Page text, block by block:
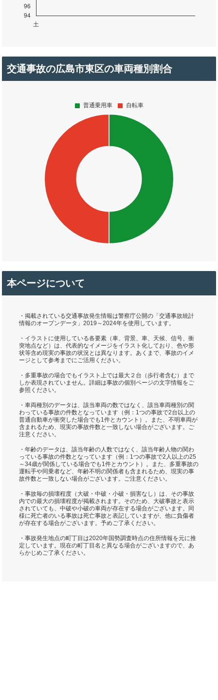
交通事故の広島市東区の車両種別割合
本ページについて
・掲載されている交通事故発生情報は警察庁公開の「交通事故統計
情報のオープンデータ」2019～2024年を使用しています。
・イラストに使用している各要素（車、背景、車、天候、信号、衝
突地点など）は、代表的なイメージをイラスト化しており、色や形
状等含め現実の事故の状況とは異なります。あくまで、事故のイメ
ージとして参考までにご活用ください。
・多重事故の場合でもイラスト上では最大２台（歩行者含む）まで
しか表現されていません。詳細は事故の個別ページの文字情報をご
参照ください。
・車両種別のデータは、該当車両の数ではなく、該当車両種別の関
わっている事故の件数となっています（例：1つの事故で2台以上の
普通自動車が衝突した場合でも1件とカウント）。また、不明車両が
含まれるため、現実の事故件数と一致しない場合がございます。ご
注意ください。
・年齢のデータは、該当年齢の人数ではなく、該当年齢人物の関わ
っている事故の件数となっています（例：1つの事故で2人以上の25
～34歳が関係している場合でも1件とカウント）。また、多重事故の
運転手や同乗者など、年齢不明の関係者も含まれるため、現実の事
故件数と一致しない場合がございます。ご注意ください。
・事故毎の損壊程度（大破・中破・小破・損害なし）は、その事故
内での最大の損壊程度が掲載されます。そのため、大破事故と表示
されていても、中破や小破の車両が存在する場合がございます。同
様に死亡者のいる事故は死亡事故と表記していますが、他に負傷者
が存在する場合がございます。予めご了承ください。
・事故発生地点の町丁目は2020年国勢調査時点の住所情報を元に推
定しています。現在の町丁目名と異なる場合がございますので、あ
らかじめご了承ください。